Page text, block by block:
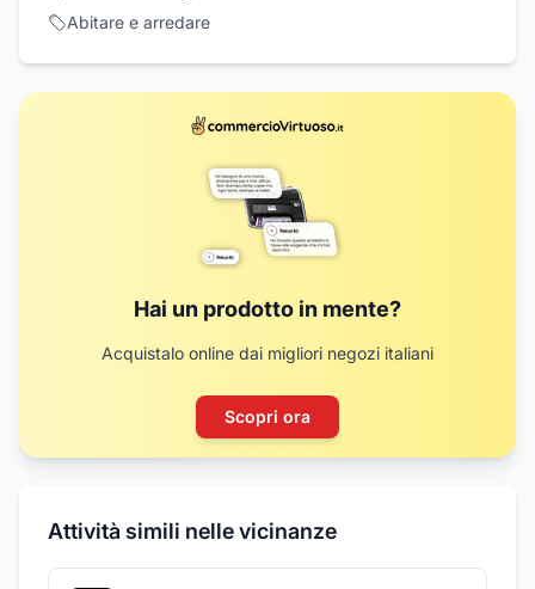
Abitare e arredare
Hai un prodotto in mente?
Acquistalo online dai migliori negozi italiani
Scopri ora
Attività simili nelle vicinanze